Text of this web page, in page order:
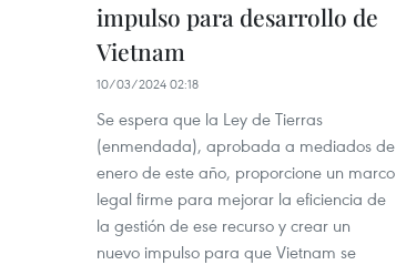
impulso para desarrollo de
Vietnam
10/03/2024 02:18
Se espera que la Ley de Tierras
(enmendada), aprobada a mediados de
enero de este año, proporcione un marco
legal firme para mejorar la eficiencia de
la gestión de ese recurso y crear un
nuevo impulso para que Vietnam se